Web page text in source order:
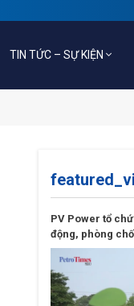
TIN TỨC – SỰ KIỆN
PV Power tổ
động, phòng